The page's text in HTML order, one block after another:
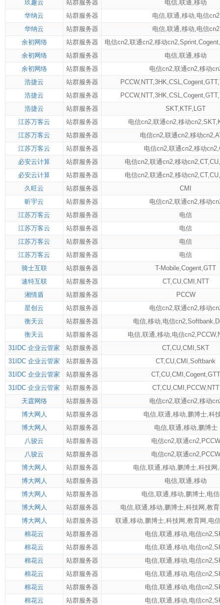
玖趣云
站群服务器 电信,联通,移动
华纳云
站群服务器 电信,联通,移动,电信cn2
华纳云
站群服务器 电信,联通,移动,电信cn2
余初网络
站群服务器 电信cn2,联通cn2,移动cn2,Sprint,Cogent,
余初网络
站群服务器 电信,联通,移动
余初网络
站群服务器 电信cn2,联通cn2,移动
浩捷云
站群服务器 PCCW, NTT,3HK,CSL,Cogent,GTT,
浩捷云
站群服务器 PCCW, NTT,3HK,CSL,Cogent,GTT,
浩捷云
站群服务器 SKT, KTF, LGT
江苏万客云
站群服务器 电信cn2,联通cn2,移动cn2,SKT,
江苏万客云
站群服务器 电信cn2,联通cn2,移动cn2,
江苏万客云
站群服务器 电信cn2,联通cn2,移动cn2,
必安云计算
站群服务器 电信cn2,联通cn2,移动cn2,CT,CU,
必安云计算
站群服务器 电信cn2,联通cn2,移动cn2,CT,CU,
久旺云
站群服务器
CMI
昕宇云
站群服务器 电信cn2,联通cn2,移动
江苏万客云
站群服务器
电信
江苏万客云
站群服务器
电信
江苏万客云
站群服务器
电信
江苏万客云
站群服务器
电信
骑士互联
站群服务器 T-Mobile,Cogent,GTT
速特互联
站群服务器 CT,CU,CMI , NTT
湘情盾
站群服务器
PCCW
星创云
站群服务器 电信cn2,联通cn2,移动
衡天云
站群服务器 电信,移动,电信cn2,Softbank,
衡天云
站群服务器 电信,联通,移动,电信cn2, PCCW,
31IDC 企业云管家
站群服务器 CT,CU,CMI ,SKT
31IDC 企业云管家
站群服务器 CT,CU,CMI ,Softbank
31IDC 企业云管家
站群服务器 CT,CU,CMI ,Cogent,GTT
31IDC 企业云管家
站群服务器 CT,CU,CMI , PCCW, NTT
天霆网络
站群服务器 电信cn2,联通cn2,移动
博大网人
站群服务器 电信,联通,移动,鹏博士,科
博大网人
站群服务器 电信,联通,移动,鹏博士
八骏云
站群服务器 电信cn2,联通cn2, PCCW
八骏云
站群服务器 电信cn2,联通cn2, PCCW
博大网人
站群服务器 电信,联通,移动,鹏博士,科技网 ,
博大网人
站群服务器 电信,联通,移动
博大网人
站群服务器 电信,联通,移动,鹏博士,电
博大网人
站群服务器 电信,联通,移动,鹏博士,科技网 ,教
博大网人
站群服务器 联通,移动,鹏博士,科技网 ,教育网 ,电
棉花云
站群服务器 电信,联通,移动,电信cn2,
棉花云
站群服务器 电信,联通,移动,电信cn2,
棉花云
站群服务器 电信,联通,移动,电信cn2,
棉花云
站群服务器 电信,联通,移动,电信cn2,
棉花云
站群服务器 电信,联通,移动,电信cn2,
棉花云
站群服务器 电信,联通,移动,电信cn2,